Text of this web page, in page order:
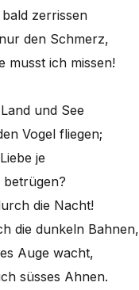
zerrissen
den Schmerz,
musst ich missen!
und See
Vogel fliegen;
je
betrügen?
die Nacht!
die dunkeln Bahnen,
Auge wacht,
süsses Ahnen.